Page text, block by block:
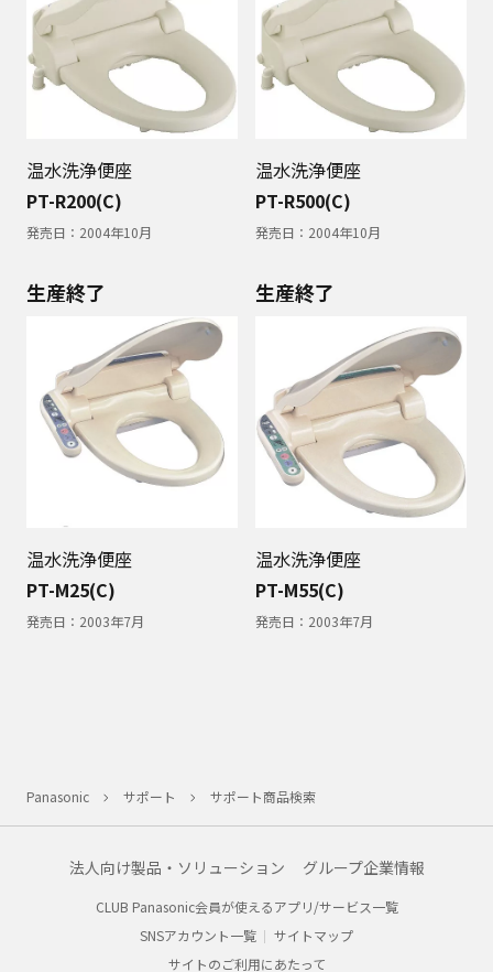
温水洗浄便座
PT-R200(C)
発売日： 2004年10月
温水洗浄便座
PT-R500(C)
発売日： 2004年10月
生産終了
温水洗浄便座
PT-M25(C)
発売日： 2003年7月
生産終了
温水洗浄便座
PT-M55(C)
発売日： 2003年7月
Panasonic サポート サポート商品検索
法人向け製品・ソリューション グループ企業情報
CLUB Panasonic会員が使えるアプリ/サービス一覧
SNSアカウント一覧
サイトマップ
サイトのご利用にあたって